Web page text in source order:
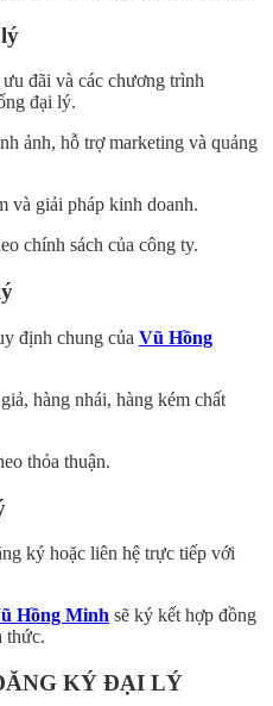
đãi và các chương trình
đại lý.
ảnh, hỗ trợ marketing và quảng
và giải pháp kinh doanh.
chính sách của công ty.
định chung của Vũ Hồng
hàng nhái, hàng kém chất
thỏa thuận.
ký hoặc liên hệ trực tiếp với
Hồng Minh sẽ ký kết hợp đồng
thức.
KÝ ĐẠI LÝ